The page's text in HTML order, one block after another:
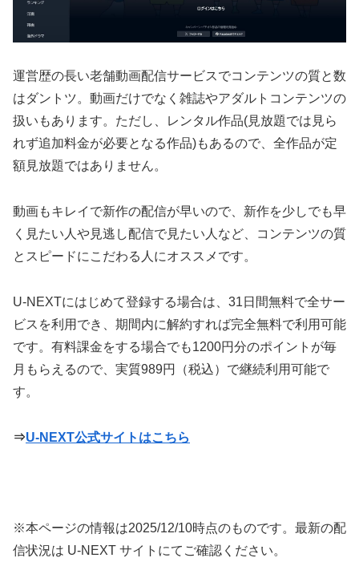
運営歴の長い老舗動画配信サービスでコンテンツの質と数
はダントツ。動画だけでなく雑誌やアダルトコンテンツの
扱いもあります。ただし、レンタル作品(見放題では見ら
れず追加料金が必要となる作品)もあるので、全作品が定
額見放題ではありません。
動画もキレイで新作の配信が早いので、新作を少しでも早
く見たい人や見逃し配信で見たい人など、コンテンツの質
とスピードにこだわる人にオススメです。
U-NEXTにはじめて登録する場合は、31日間無料で全サー
ビスを利用でき、期間内に解約すれば完全無料で利用可能
です。有料課金をする場合でも1200円分のポイントが毎
月もらえるので、実質989円（税込）で継続利用可能で
す。
⇒U-NEXT公式サイトはこちら
※本ページの情報は2025/12/10時点のものです。最新の配
信状況は U-NEXT サイトにてご確認ください。